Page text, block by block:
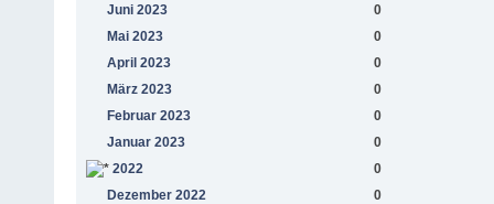
Juni 2023
0
Mai 2023
0
April 2023
0
März 2023
0
Februar 2023
0
Januar 2023
0
2022
0
Dezember 2022
0